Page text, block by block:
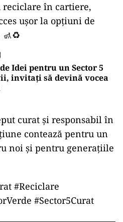
în cartiere,
ușor la opțiuni de
🚮♻️
Idei pentru un Sector 5
invitați să devină vocea
curat și responsabil în
contează pentru un
noi și pentru generațiile
#Reciclare
#Sector5Curat